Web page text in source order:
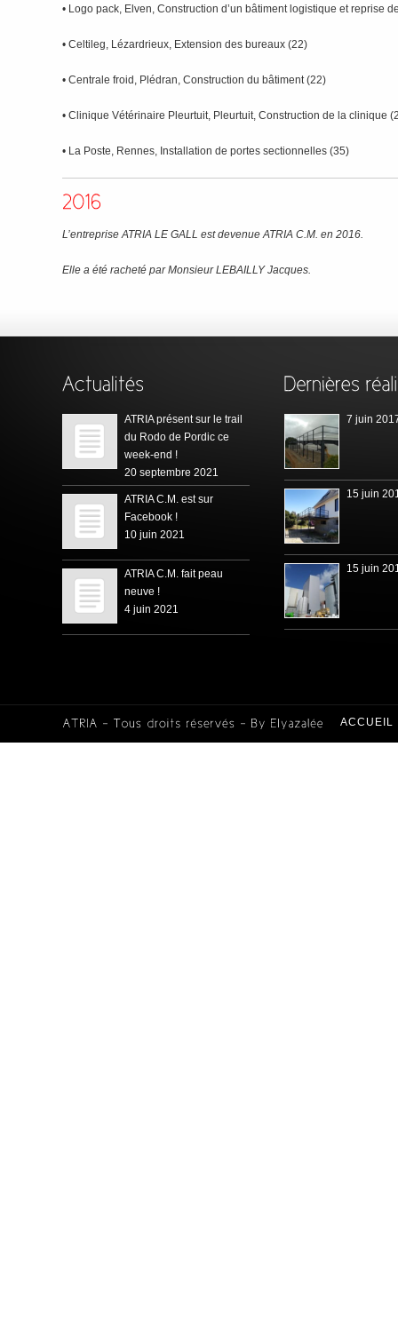
• Logo pack, Elven, Construction d’un bâtiment logistique et reprise
• Celtileg, Lézardrieux, Extension des bureaux (22)
• Centrale froid, Plédran, Construction du bâtiment (22)
• Clinique Vétérinaire Pleurtuit, Pleurtuit, Construction de la clinique
• La Poste, Rennes, Installation de portes sectionnelles (35)
L’entreprise ATRIA LE GALL est devenue ATRIA C.M. en 2016.
Elle a été racheté par Monsieur LEBAILLY Jacques.
ATRIA présent sur le trail
du Rodo de Pordic ce
week-end !
20 septembre 2021
ATRIA C.M. est sur
Facebook !
10 juin 2021
ATRIA C.M. fait peau
neuve !
4 juin 2021
7 juin
15 juin
15 juin
ACCUEIL